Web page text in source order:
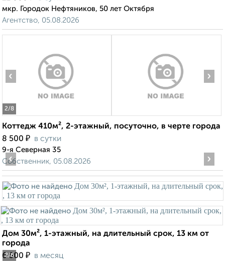
мкр. Городок Нефтяников, 50 лет Октября
Агентство, 05.08.2026
2/8
‹ ›
Коттедж 410м², 2-этажный, посуточно, в черте города
8 500 ₽ в сутки
9-я Северная 35
Собственник, 05.08.2026
2/6
‹ ›
Дом 30м², 1-этажный, на длительный срок, 13 км от
города
6 500 ₽ в месяц